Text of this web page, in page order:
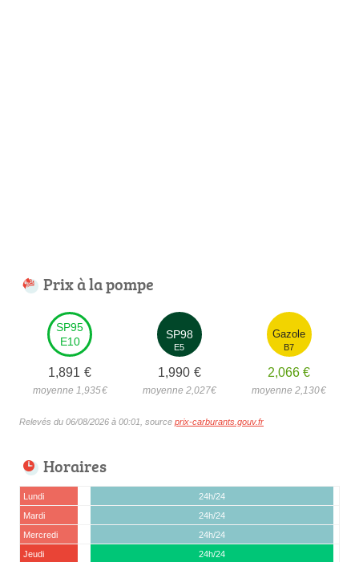
Prix à la pompe
SP95
E10
1,891 €
moyenne 1,935€
SP98
E5
1,990 €
moyenne 2,027€
Gazole
B7
2,066 €
moyenne 2,130€
Relevés du 06/08/2026 à 00:01, source prix-carburants.gouv.fr
Horaires
Lundi
24h/24
Mardi
24h/24
Mercredi
24h/24
Jeudi
24h/24